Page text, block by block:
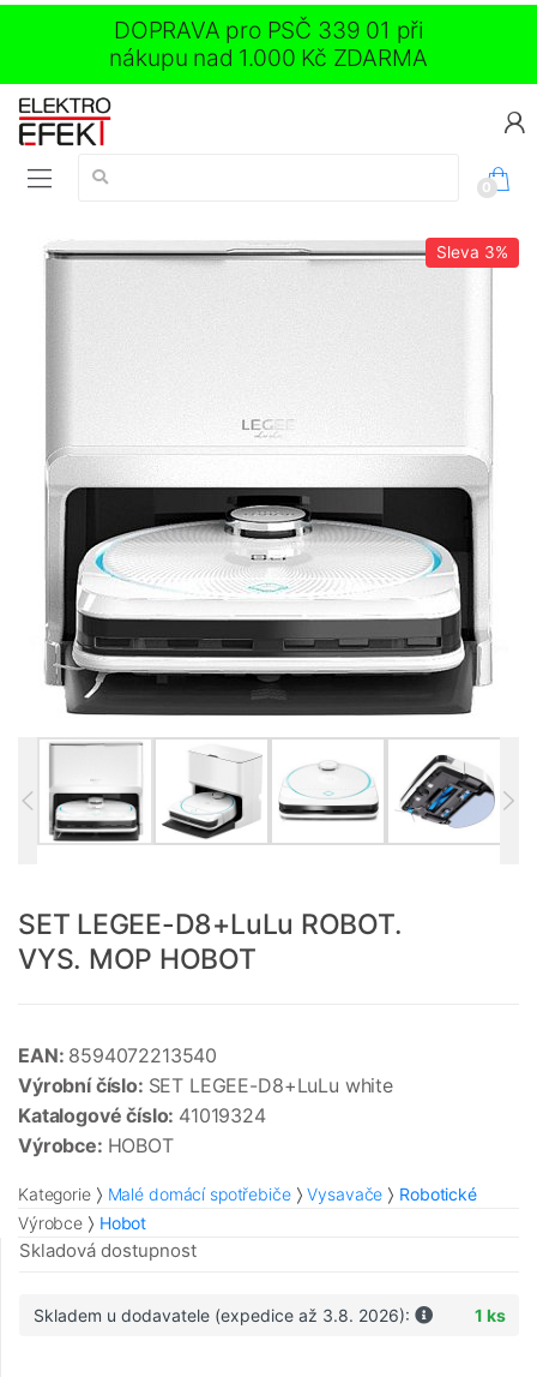
DOPRAVA pro PSČ 339 01 při
nákupu nad 1.000 Kč ZDARMA
Vyhledávání:
0
Sleva 3%
SET LEGEE-D8+LuLu ROBOT.
VYS. MOP HOBOT
EAN: 8594072213540
Výrobní číslo: SET LEGEE-D8+LuLu white
Katalogové číslo: 41019324
Výrobce: HOBOT
Kategorie Malé domácí spotřebiče Vysavače
Robotické
Výrobce
Hobot
Skladová dostupnost
Skladem u dodavatele (expedice až 3.8. 2026): 1 ks